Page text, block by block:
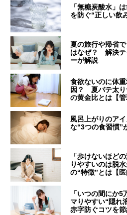
「無糖炭酸水」
を防ぐ“正しい飲
夏の旅行や帰省
はなぜ？ 解決テ
ーが解説
食欲ないのに体
因？ 夏バテ太り
の黄金比とは【管
風呂上がりのア
な“3つの食習慣”
「歩けないほど
りやすいのは脱
の“特徴”とは【医
「いつの間に
マりやすい“隠れ
赤字防ぐコツを